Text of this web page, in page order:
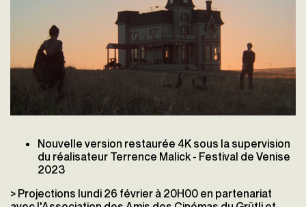
Nouvelle version restaurée 4K sous la supervision
du réalisateur Terrence Malick - Festival de Venise
2023
> Projections lundi 26 février à 20H00 en partenariat